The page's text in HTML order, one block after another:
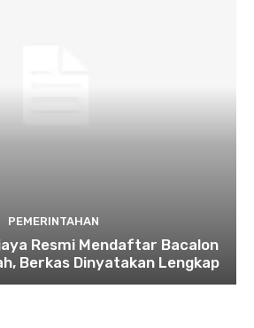
PEMERINTAHAN
Resmi Mendaftar Bacalon
Berkas Dinyatakan Lengkap